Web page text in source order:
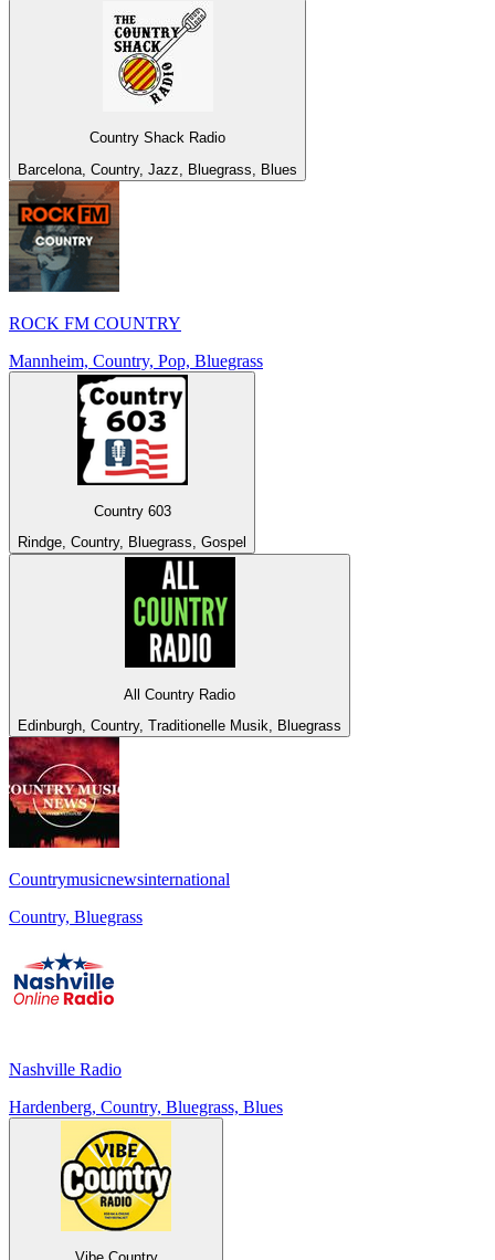
Country Shack Radio
Barcelona, Country, Jazz, Bluegrass, Blues
ROCK FM COUNTRY
Mannheim, Country, Pop, Bluegrass
Country 603
Rindge, Country, Bluegrass, Gospel
All Country Radio
Edinburgh, Country, Traditionelle Musik, Bluegrass
Countrymusicnewsinternational
Country, Bluegrass
Nashville Radio
Hardenberg, Country, Bluegrass, Blues